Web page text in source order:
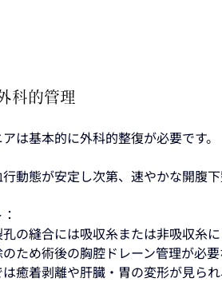
科的管理
は基本的に外科的整復が必要です。
動態が安定し次第、速やかな開腹下
の縫合には吸収糸または非吸収糸に
ため術後の胸腔ドレーン管理が必要
癒着剥離や肝臓・胃の変形が見ら